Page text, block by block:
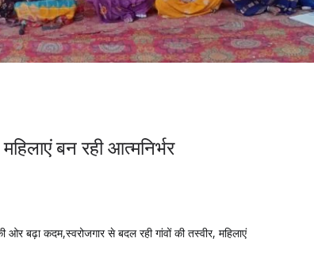
बन रही आत्मनिर्भर
बढ़ा कदम,स्वरोजगार से बदल रही गांवों की तस्वीर, महिलाएं